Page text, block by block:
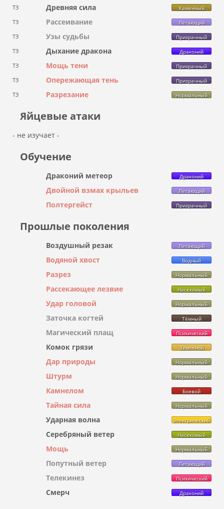
ТЗ Древняя сила Каменный
ТЗ Рассеивание Летающий
ТЗ Узы судьбы Призрачный
ТЗ Дыхание дракона Драконий
ТЗ Мощь тени Призрачный
ТЗ Опережающая тень Призрачный
ТЗ Разрезание Нормальный
Яйцевые атаки
- не изучает -
Обучение
Драконий метеор Драконий
Двойной взмах крыльев Летающий
Полтергейст Призрачный
Прошлые поколения
Воздушный резак Летающий
Водяной хвост Водный
Разрез Нормальный
Рассекающее лезвие Насекомый
Удар головой Нормальный
Заточка когтей Тёмный
Магический плащ Психический
Комок грязи Земляной
Дар природы Нормальный
Штурм Нормальный
Камнелом Боевой
Тайная сила Нормальный
Ударная волна Электрический
Серебряный ветер Насекомый
Мощь Нормальный
Попутный ветер Летающий
Телекинез Психический
Смерч Драконий